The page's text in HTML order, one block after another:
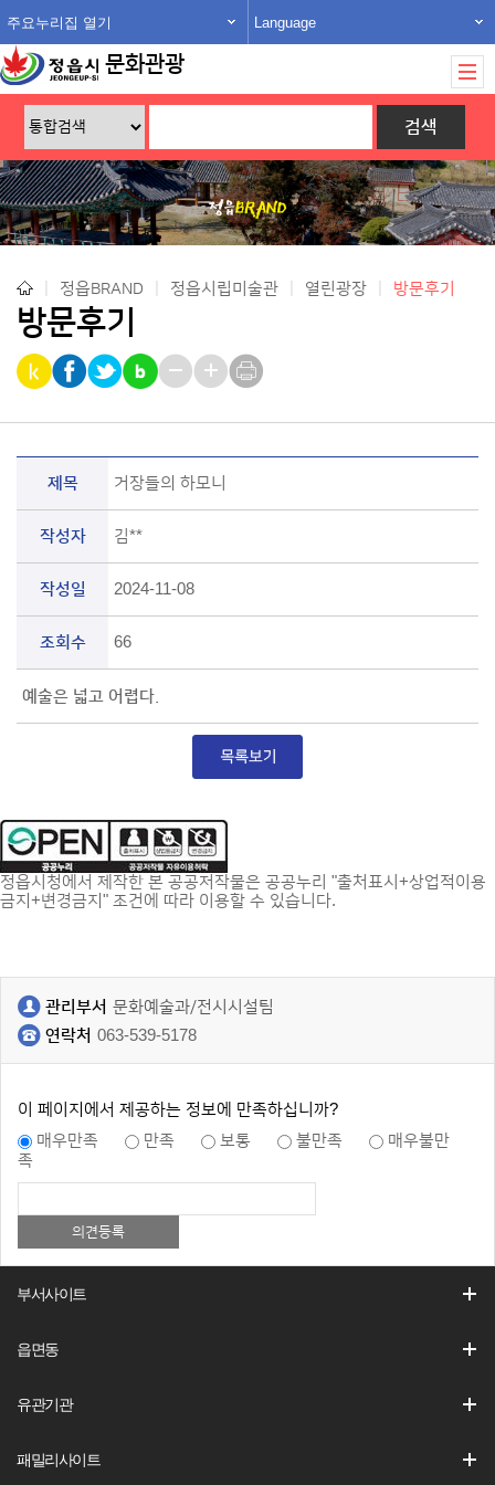
주요누리집 열기 Language
문화관광
정읍BRAND 정읍시립미술관 열린광장 방문후기
방문후기
제목 거장들의 하모니
작성자 김**
작성일 2024-11-08
조회수 66
예술은 넓고 어렵다.
정읍시청에서 제작한 본 공공저작물은 공공누리 "출처표시+상업적이용
금지+변경금지" 조건에 따라 이용할 수 있습니다.
관리부서 문화예술과/전시시설팀
연락처 063-539-5178
이 페이지에서 제공하는 정보에 만족하십니까?
매우만족
만족 보통 불만족
매우불만
족
부서사이트
읍면동
유관기관
패밀리사이트